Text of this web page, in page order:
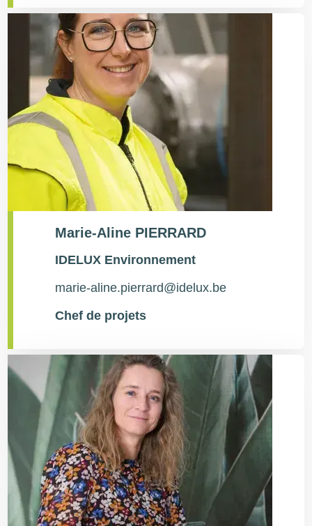
Marie-Aline PIERRARD
Type
contact
IDELUX Environnement
marie-aline.pierrard@idelux.be
Chef de projets